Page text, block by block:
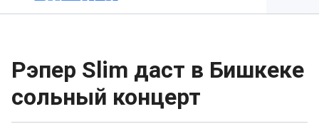
Рэпер Slim даст в Бишкеке
сольный концерт